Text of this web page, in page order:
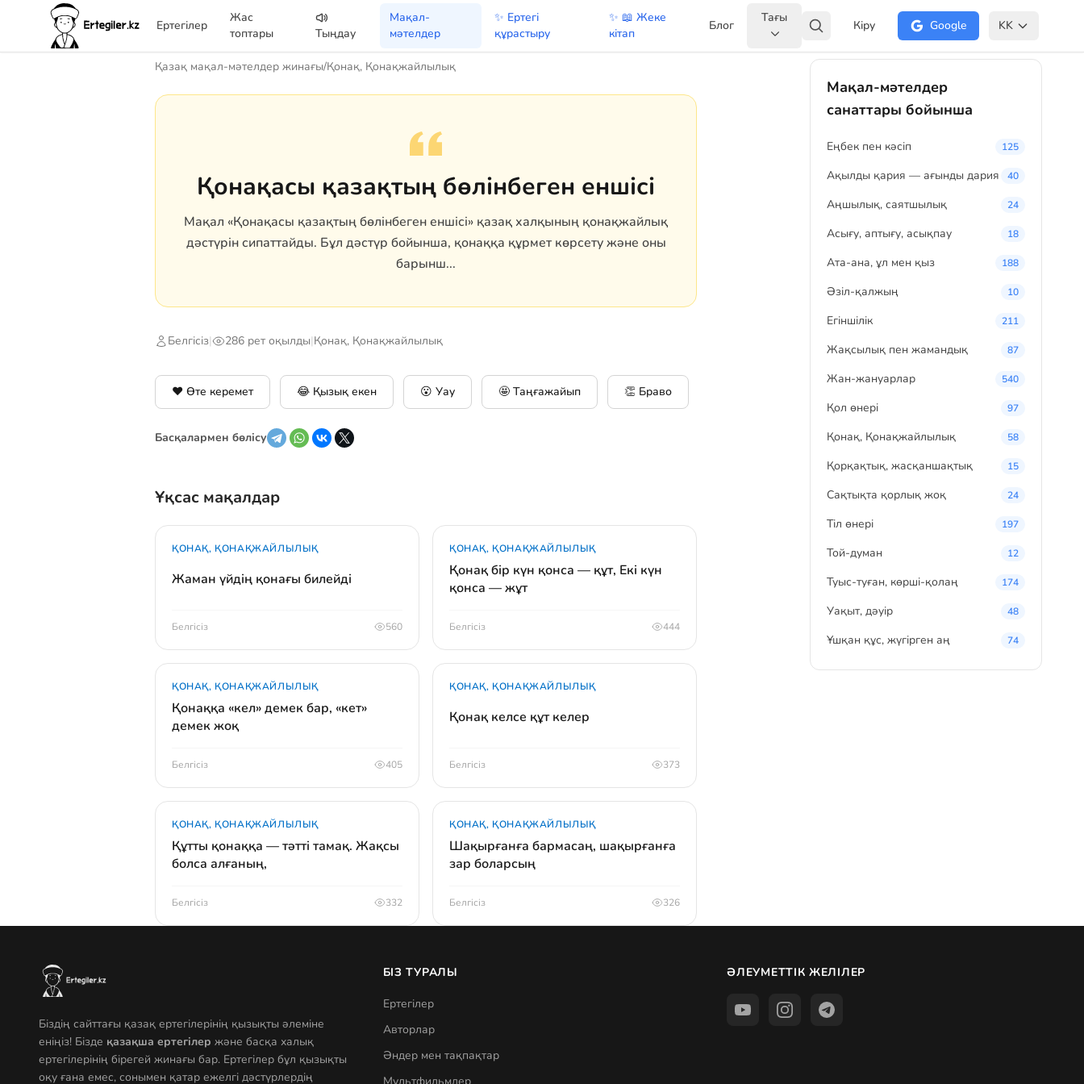
Ертегілер
Жас
топтары
Тыңдау
Мақал-
мәтелдер
✨ Ертегі
құрастыру
✨ 📖 Жеке
кітап
Блог
Тағы
Кіру Google KK
Қазақ мақал-мәтелдер жинағы/Қонақ, Қонақжайлылық
Қонақасы қазақтың бөлінбеген еншісі
Мақал «Қонақасы қазақтың бөлінбеген еншісі» қазақ халқының қонақжайлық
дәстүрін сипаттайды. Бұл дәстүр бойынша, қонаққа құрмет көрсету және оны
барынш...
Белгісіз| 286 рет оқылды|Қонақ, Қонақжайлылық
❤️ Өте керемет 😂 Қызық екен 😮 Уау 🤩 Таңғажайып 👏 Браво
Басқалармен бөлісу
Ұқсас мақалдар
ҚОНАҚ, ҚОНАҚЖАЙЛЫЛЫҚ
Жаман үйдің қонағы билейді
Белгісіз 560
ҚОНАҚ, ҚОНАҚЖАЙЛЫЛЫҚ
Қонақ бір күн қонса — құт, Екі күн
қонса — жұт
Белгісіз 444
ҚОНАҚ, ҚОНАҚЖАЙЛЫЛЫҚ
Қонаққа «кел» демек бар, «кет»
демек жоқ
Белгісіз 405
ҚОНАҚ, ҚОНАҚЖАЙЛЫЛЫҚ
Қонақ келсе құт келер
Белгісіз 373
ҚОНАҚ, ҚОНАҚЖАЙЛЫЛЫҚ
Құтты қонаққа — тәтті тамақ. Жақсы
болса алғаның,
Белгісіз 332
ҚОНАҚ, ҚОНАҚЖАЙЛЫЛЫҚ
Шақырғанға бармасаң, шақырғанға
зар боларсың
Белгісіз 326
Мақал-мәтелдер
санаттары бойынша
Eңбек пен кәсіп 125
Ақылды қария — ағынды дария 40
Аңшылық, саятшылық 24
Асығу, аптығу, асықпау 18
Ата-ана, ұл мен қыз 188
Әзіл-қалжың 10
Егіншілік 211
Жақсылық пен жамандық 87
Жан-жануарлар 540
Қол өнері 97
Қонақ, Қонақжайлылық 58
Қорқақтық, жасқаншақтық 15
Сақтықта қорлық жоқ 24
Тіл өнері 197
Той-думан 12
Туыс-туған, көрші-қолаң 174
Уақыт, дәуір 48
Ұшқан құс, жүгірген аң 74
Біздің сайттағы қазақ ертегілерінің қызықты әлеміне
еніңіз! Бізде қазақша ертегілер және басқа халық
ертегілерінің бірегей жинағы бар. Ертегілер бұл қызықты
оқу ғана емес, сонымен қатар ежелгі дәстүрлердің
БІЗ ТУРАЛЫ
Ертегілер
Авторлар
Әндер мен тақпақтар
ӘЛЕУМЕТТІК ЖЕЛІЛЕР